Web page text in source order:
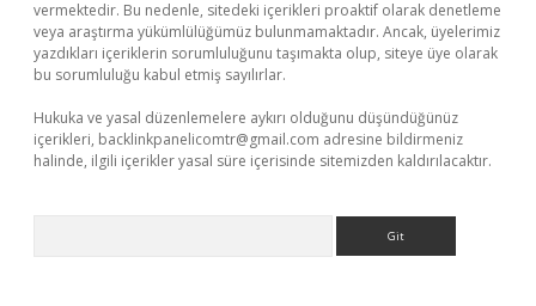
vermektedir. Bu nedenle, sitedeki içerikleri proaktif olarak denetleme
veya araştırma yükümlülüğümüz bulunmamaktadır. Ancak, üyelerimiz
yazdıkları içeriklerin sorumluluğunu taşımakta olup, siteye üye olarak
bu sorumluluğu kabul etmiş sayılırlar.
Hukuka ve yasal düzenlemelere aykırı olduğunu düşündüğünüz
içerikleri, backlinkpanelicomtr@gmail.com adresine bildirmeniz
halinde, ilgili içerikler yasal süre içerisinde sitemizden kaldırılacaktır.